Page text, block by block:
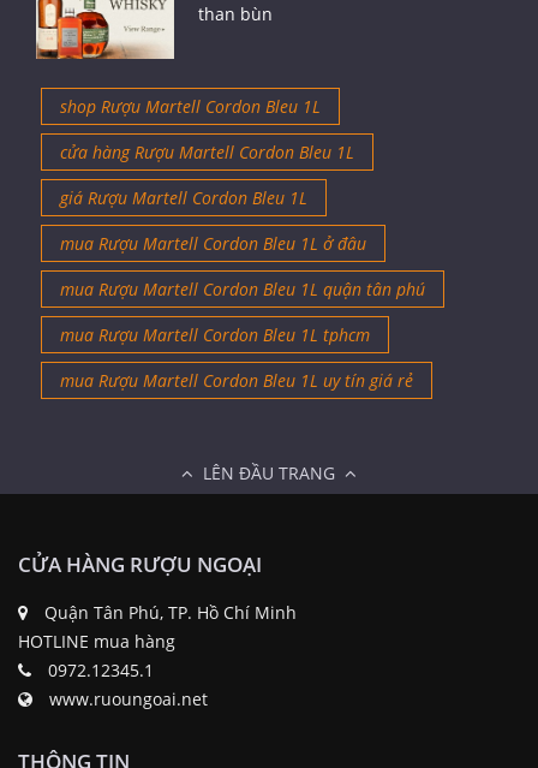
than bùn
shop Rượu Martell Cordon Bleu 1L
cửa hàng Rượu Martell Cordon Bleu 1L
giá Rượu Martell Cordon Bleu 1L
mua Rượu Martell Cordon Bleu 1L ở đâu
mua Rượu Martell Cordon Bleu 1L quận tân phú
mua Rượu Martell Cordon Bleu 1L tphcm
mua Rượu Martell Cordon Bleu 1L uy tín giá rẻ
LÊN ĐẦU TRANG
CỬA HÀNG RƯỢU NGOẠI
Quận Tân Phú, TP. Hồ Chí Minh
HOTLINE mua hàng
0972.12345.1
www.ruoungoai.net
THÔNG TIN